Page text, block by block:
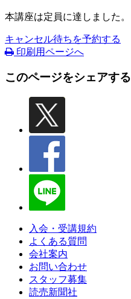
本講座は定員に達しました。
キャンセル待ちを予約する
印刷用ページへ
このページをシェアする
入会・受講規約
よくある質問
会社案内
お問い合わせ
スタッフ募集
読売新聞社